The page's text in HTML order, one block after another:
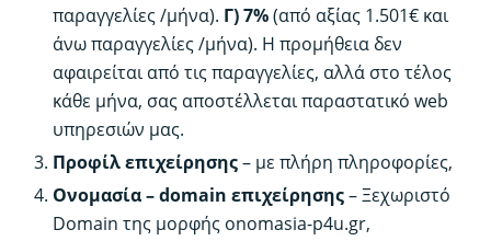
παραγγελίες /μήνα). Γ)7%(από αξίας 1.501€ και
άνω παραγγελίες /μήνα). Η προμήθεια δεν
αφαιρείται από τις παραγγελίες, αλλά στο τέλος
κάθε μήνα, σας αποστέλλεται παραστατικό web
υπηρεσιών μας.
Προφίλ επιχείρησης– με πλήρη πληροφορίες,
Ονομασία – domain επιχείρησης– Ξεχωριστό
Domain της μορφής onomasia-p4u.gr,